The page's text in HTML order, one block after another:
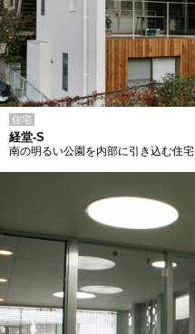
住宅
経堂-S
南の明るい公園を内部に引き込む住宅